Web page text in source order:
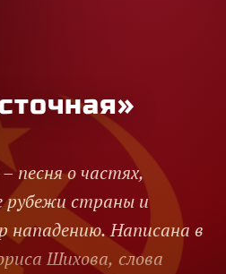
песня о частях,
рубежи страны и
нападению. Написана в
Шихова, слова